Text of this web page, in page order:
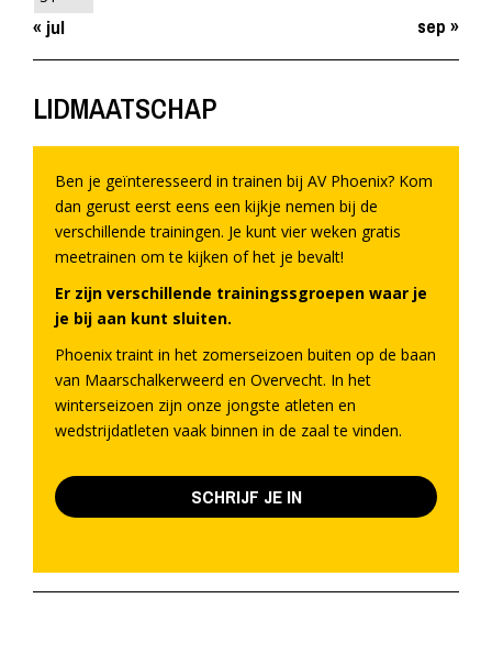
« jul sep »
LIDMAATSCHAP
Ben je geïnteresseerd in trainen bij AV Phoenix? Kom
dan gerust eerst eens een kijkje nemen bij de
verschillende trainingen. Je kunt vier weken gratis
meetrainen om te kijken of het je bevalt!
Er zijn verschillende trainingssgroepen waar je
je bij aan kunt sluiten.
Phoenix traint in het zomerseizoen buiten op de baan
van Maarschalkerweerd en Overvecht. In het
winterseizoen zijn onze jongste atleten en
wedstrijdatleten vaak binnen in de zaal te vinden.
SCHRIJF JE IN